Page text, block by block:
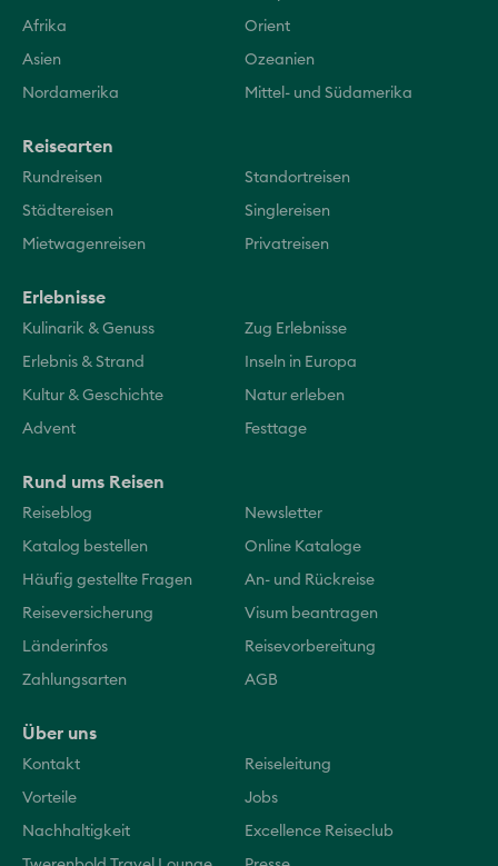
Afrika Orient
Asien Ozeanien
Nordamerika Mittel- und Südamerika
Reisearten
Rundreisen Standortreisen
Städtereisen Singlereisen
Mietwagenreisen Privatreisen
Erlebnisse
Kulinarik & Genuss Zug Erlebnisse
Erlebnis & Strand Inseln in Europa
Kultur & Geschichte Natur erleben
Advent Festtage
Rund ums Reisen
Reiseblog Newsletter
Katalog bestellen Online Kataloge
Häufig gestellte Fragen An- und Rückreise
Reiseversicherung Visum beantragen
Länderinfos Reisevorbereitung
Zahlungsarten AGB
Über uns
Kontakt Reiseleitung
Vorteile Jobs
Nachhaltigkeit Excellence Reiseclub